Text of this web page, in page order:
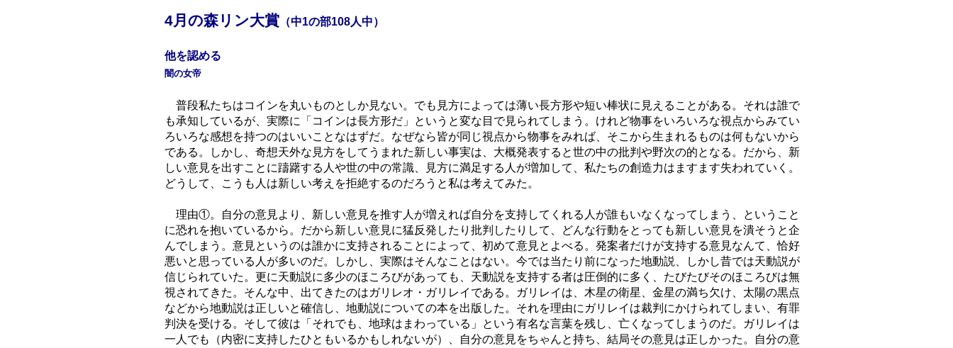
4月の森リン大賞 （中1の部108人中）
他を認める
闇の女帝
普段私たちはコインを丸いものとしか見ない。でも見方によっては薄い長方形や短い棒状に見えることがある。それは誰で
も承知しているが、実際に「コインは長方形だ」というと変な目で見られてしまう。けれど物事をいろいろな視点からみてい
ろいろな感想を持つのはいいことなはずだ。なぜなら皆が同じ視点から物事をみれば、そこから生まれるものは何もないから
である。しかし、奇想天外な見方をしてうまれた新しい事実は、大概発表すると世の中の批判や野次の的となる。だから、新
しい意見を出すことに躊躇する人や世の中の常識、見方に満足する人が増加して、私たちの創造力はますます失われていく。
どうして、こうも人は新しい考えを拒絶するのだろうと私は考えてみた。
理由①。自分の意見より、新しい意見を推す人が増えれば自分を支持してくれる人が誰もいなくなってしまう、ということ
に恐れを抱いているから。だから新しい意見に猛反発したり批判したりして、どんな行動をとっても新しい意見を潰そうと企
んでしまう。意見というのは誰かに支持されることによって、初めて意見とよべる。発案者だけが支持する意見なんて、恰好
悪いと思っている人が多いのだ。しかし、実際はそんなことはない。今では当たり前になった地動説、しかし昔では天動説が
信じられていた。更に天動説に多少のほころびがあっても、天動説を支持する者は圧倒的に多く、たびたびそのほころびは無
視されてきた。そんな中、出てきたのはガリレオ・ガリレイである。ガリレイは、木星の衛星、金星の満ち欠け、太陽の黒点
などから地動説は正しいと確信し、地動説についての本を出版した。それを理由にガリレイは裁判にかけられてしまい、有罪
判決を受ける。そして彼は「それでも、地球はまわっている」という有名な言葉を残し、亡くなってしまうのだ。ガリレイは
一人でも（内密に支持したひともいるかもしれないが）、自分の意見をちゃんと持ち、結局その意見は正しかった。自分の意